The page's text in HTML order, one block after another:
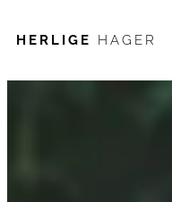
HERLIGE HAGER